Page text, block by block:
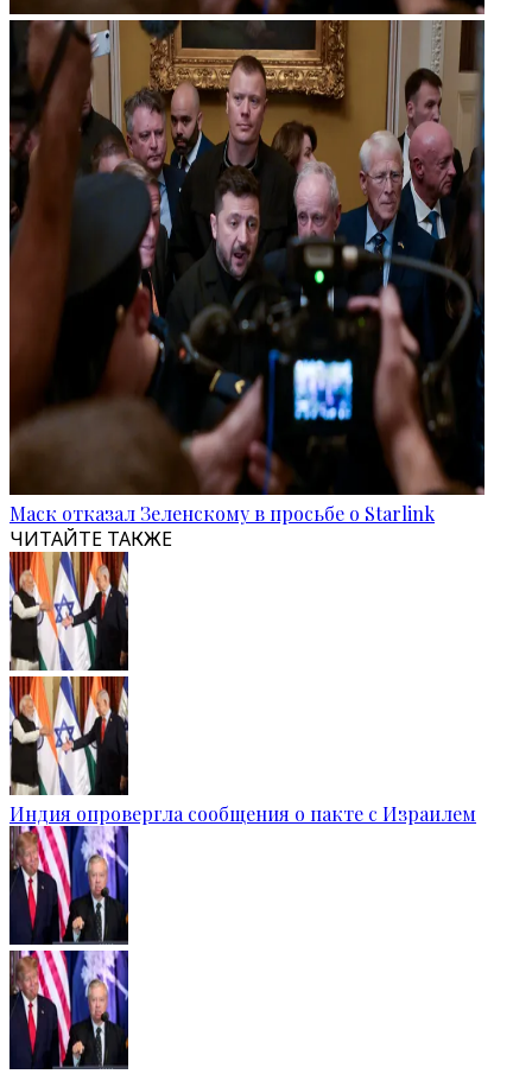
Маск отказал Зеленскому в просьбе о Starlink
ЧИТАЙТЕ ТАКЖЕ
Индия опровергла сообщения о пакте с Израилем